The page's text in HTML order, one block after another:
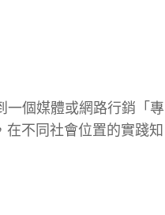
一個媒體或網路行銷「專
不同社會位置的實踐知